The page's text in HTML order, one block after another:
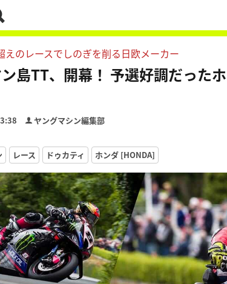
のレースでしのぎを削る日欧メーカー
島TT、開幕！ 予選好調だった
ヤングマシン編集部
レース ドゥカティ ホンダ [HONDA]